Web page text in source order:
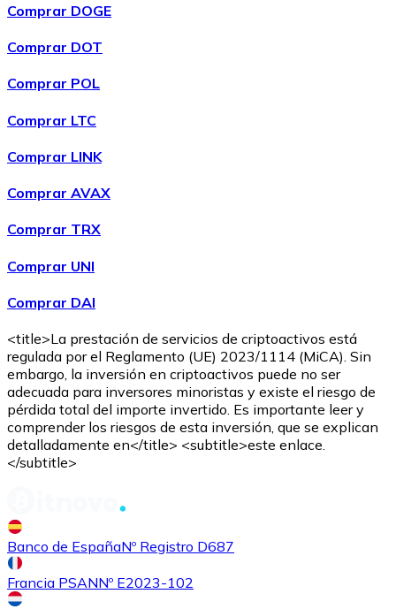
Comprar DOGE
Comprar DOT
Comprar POL
Comprar LTC
Comprar LINK
Comprar AVAX
Comprar TRX
Comprar UNI
Comprar DAI
<title>La prestación de servicios de criptoactivos está
regulada por el Reglamento (UE) 2023/1114 (MiCA). Sin
embargo, la inversión en criptoactivos puede no ser
adecuada para inversores minoristas y existe el riesgo de
pérdida total del importe invertido. Es importante leer y
comprender los riesgos de esta inversión, que se explican
detalladamente en</title> <subtitle>este enlace.
</subtitle>
Banco de EspañaNº Registro D687
Francia PSANNº E2023-102